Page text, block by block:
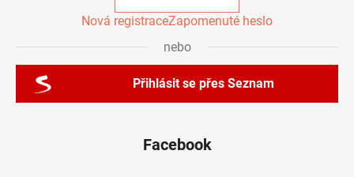
Nová registraceZapomenuté heslo
nebo
Přihlásit se přes Seznam
Facebook